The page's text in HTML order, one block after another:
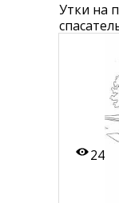
Утки на
24